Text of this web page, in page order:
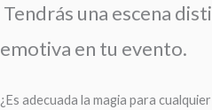
Tendrás una escena
emotiva en tu evento.
¿Es adecuada la magia para